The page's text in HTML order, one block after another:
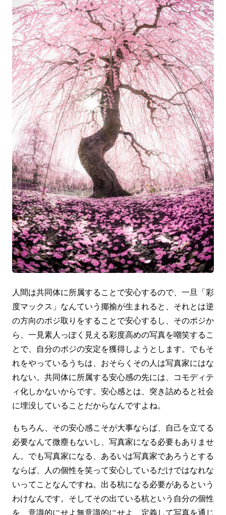
人間は共同体に所属することで安心するので、一旦「彩
度マックス」なんていう揶揄が生まれると、それとは逆
の方向のポジ取りをすることで安心するし、そのポジか
ら、一見素人っぽく見える彩度高めの写真を嘲笑するこ
とで、自分のポジの安定を獲得しようとします。でもそ
れをやっているうちは、おそらくその人は写真家にはな
れない。共同体に所属する安心感の先には、コモディテ
ィ化しかないからです。安心感とは、突き詰めると社会
に埋没していることだからなんですよね。
もちろん、その安心感こそが大事ならば、自己を立てる
必要なんて微塵もないし、写真家になる必要もありませ
ん。でも写真家になる、あるいは写真家であろうとする
ならば、人の個性を笑って安心しているだけではなれな
いってことなんですね。出る杭になる必要があるという
わけなんです。そしてその出ている杭という自分の個性
を、意識的にせよ無意識的にせよ、定義して写真を通じ